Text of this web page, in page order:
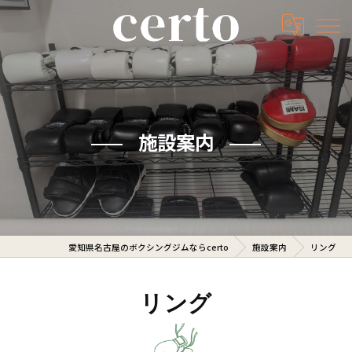
施設案内
愛知県名古屋のボクシングジムならcerto 施設案内 リング
リング